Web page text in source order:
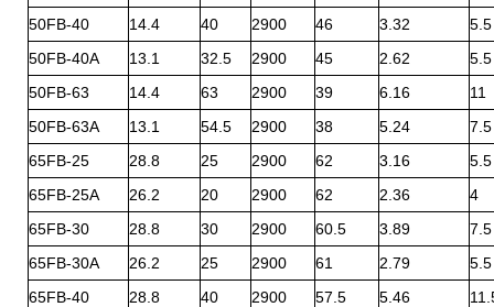
50FB-40
14.4 40 2900 46 3.32
5.5
50FB-40A
13.1 32.5 2900 45 2.62
5.5
50FB-63
14.4 63 2900 39 6.16
11
50FB-63A
13.1 54.5 2900 38 5.24
7.5
65FB-25
28.8 25 2900 62 3.16
5.5
65FB-25A
26.2 20 2900 62 2.36
4
65FB-30
28.8 30 2900 60.5 3.89
7.5
65FB-30A
26.2 25 2900 61 2.79
5.5
65FB-40
28.8 40 2900 57.5 5.46